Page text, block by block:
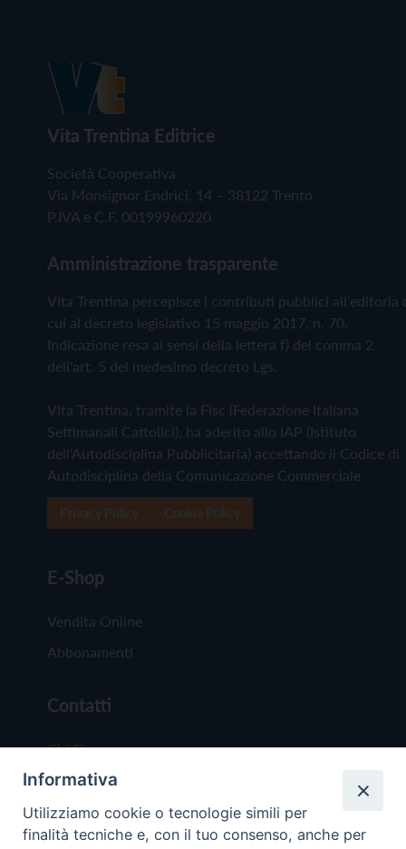
Vita Trentina Editrice
Società Cooperativa
Via Monsignor Endrici, 14 – 38122 Trento
P.IVA e C.F. 00199960220
Amministrazione trasparente
Vita Trentina percepisce i contributi pubblici all'editoria
cui al decreto legislativo 15 maggio 2017, n. 70.
Indicazione resa ai sensi della lettera f) del comma 2
dell'art. 5 del medesimo decreto Lgs.
Vita Trentina, tramite la Fisc (Federazione Italiana
Settimanali Cattolici), ha aderito allo IAP (Istituto
dell'Autodisciplina Pubblicitaria) accettando il Codice di
Autodisciplina della Comunicazione Commerciale
E-Shop
Vendita Online
Abbonamenti
Contatti
Chi Siamo
Redazione
Scrivici
Informativa
Utilizziamo cookie o tecnologie simili per
finalità tecniche e, con il tuo consenso, anche per